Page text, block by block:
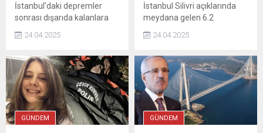
İstanbul'daki depremler
sonrası dışarıda kalanlara
sıcak çorba ikram etti.
24.04.2025
İstanbul Silivri açıklarında
meydana gelen 6.2
büyüklüğündeki depremin
ardından geceyi evlerinde
vatandaşlar sokaklarda,
camilerde ve mesire
alanlarına kurdukları
çadırlarda uyumayı tercih
etti.
24.04.2025
GÜNDEM GÜNDEM